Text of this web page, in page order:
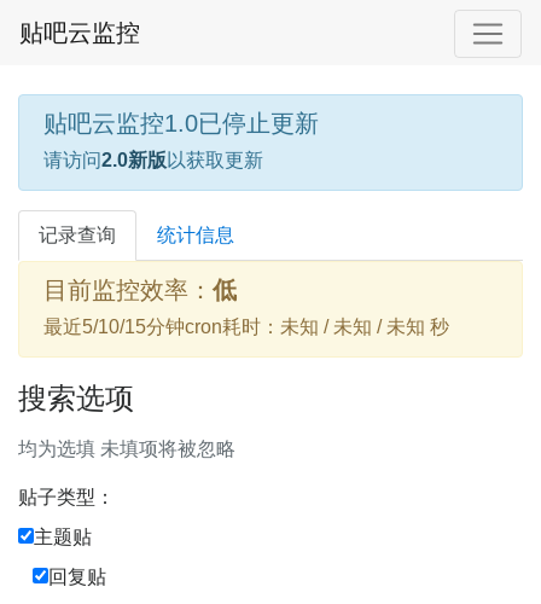
贴吧云监控
贴吧云监控1.0已停止更新
请访问2.0新版 以获取更新
记录查询 统计信息
目前监控效率： 低
最近5/10/15分钟cron耗时：未知 / 未知 / 未知 秒
搜索选项
均为选填 未填项将被忽略
贴子类型：
主题贴
回复贴